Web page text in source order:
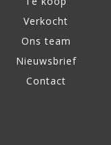
Verkocht
Ons team
Nieuwsbrief
Contact